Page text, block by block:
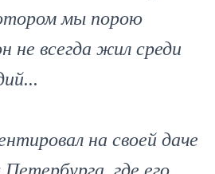
мы порою
не всегда жил среди
на своей даче